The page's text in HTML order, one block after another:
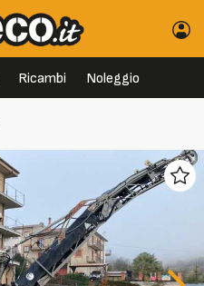
Ricambi Noleggio